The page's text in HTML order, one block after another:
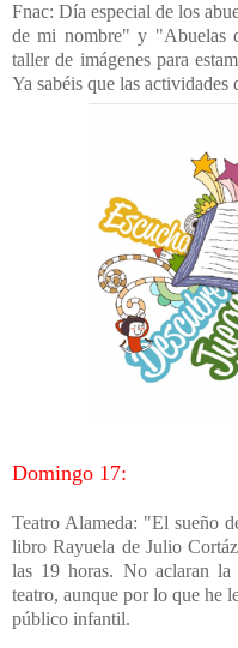
Fnac: Día especial de los
de mi nombre" y "Abuelas
taller de imágenes para
Ya sabéis que las actividades
Domingo 17:
Teatro Alameda: "El sueño
libro Rayuela de Julio
las 19 horas. No aclaran la
teatro, aunque por lo que he
público infantil.